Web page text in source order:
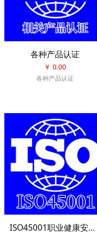
各种产品认证
￥ 0.00
各种产品认证
ISO45001职业健康安全管理体系认证